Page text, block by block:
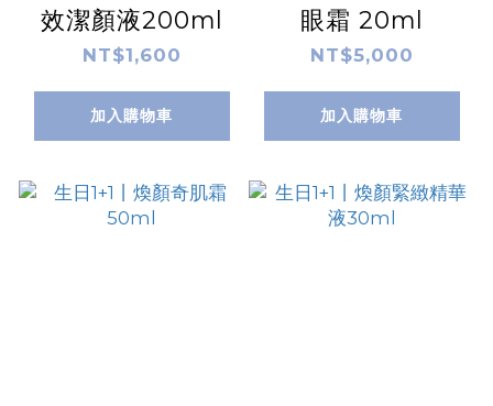
效潔顏液200ml
NT$1,600
加入購物車
眼霜 20ml
NT$5,000
加入購物車